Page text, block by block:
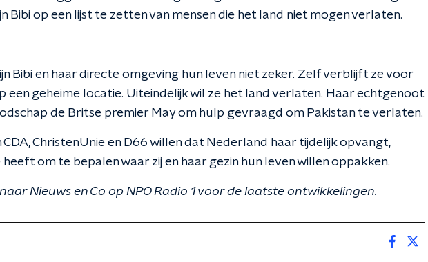
Bibi op een lijst te zetten van mensen die het land niet mogen verlaten.
Bibi en haar directe omgeving hun leven niet zeker. Zelf verblijft ze voor
een geheime locatie. Uiteindelijk wil ze het land verlaten. Haar echtgenoot
de Britse premier May om hulp gevraagd om Pakistan te verlaten.
ChristenUnie en D66 willen dat Nederland haar tijdelijk opvangt,
om te bepalen waar zij en haar gezin hun leven willen oppakken.
Nieuws en Co op NPO Radio 1 voor de laatste ontwikkelingen.